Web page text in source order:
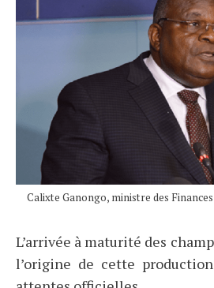
Calixte Ganongo, ministre des
L’arrivée à maturité des
l’origine de cette